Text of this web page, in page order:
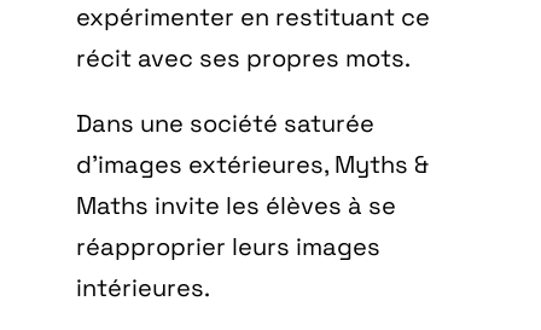
expérimenter en restituant ce
récit avec ses propres mots.
Dans une société saturée
d’images extérieures, Myths &
Maths invite les élèves à se
réapproprier leurs images
intérieures.